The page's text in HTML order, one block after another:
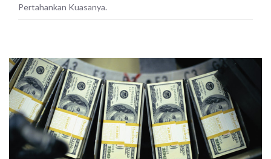
Pertahankan Kuasanya.